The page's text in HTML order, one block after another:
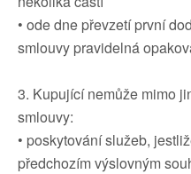
• ode dne převzetí první
smlouvy pravidelná
3. Kupující nemůže mimo
smlouvy:
• poskytování služeb,
předchozím výslovným